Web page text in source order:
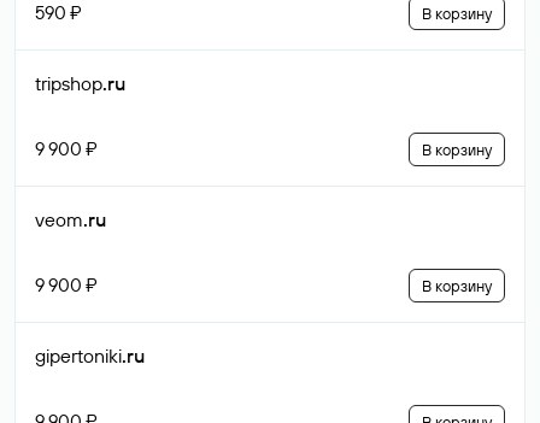
590 ₽ В корзину
tripshop.ru
9 900 ₽ В корзину
veom.ru
9 900 ₽ В корзину
gipertoniki.ru